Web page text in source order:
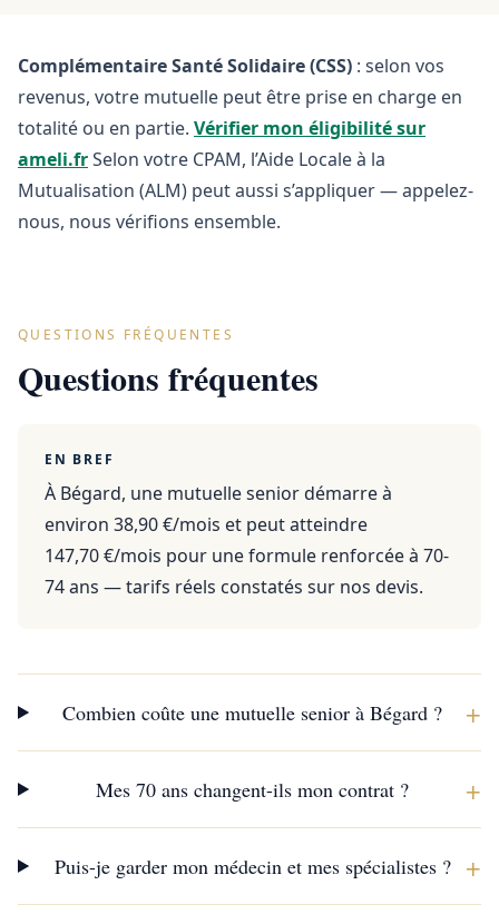
Complémentaire Santé Solidaire (CSS) : selon vos
revenus, votre mutuelle peut être prise en charge en
totalité ou en partie. Vérifier mon éligibilité sur
ameli.frSelon votre CPAM, l’Aide Locale à la
Mutualisation (ALM) peut aussi s’appliquer — appelez-
nous, nous vérifions ensemble.
QUESTIONS FRÉQUENTES
Questions fréquentes
EN BREF
À Bégard, une mutuelle senior démarre à
environ 38,90 €/mois et peut atteindre
147,70 €/mois pour une formule renforcée à 70-
74 ans — tarifs réels constatés sur nos devis.
Combien coûte une mutuelle senior à Bégard ? +
Mes 70 ans changent-ils mon contrat ? +
Puis-je garder mon médecin et mes spécialistes ? +